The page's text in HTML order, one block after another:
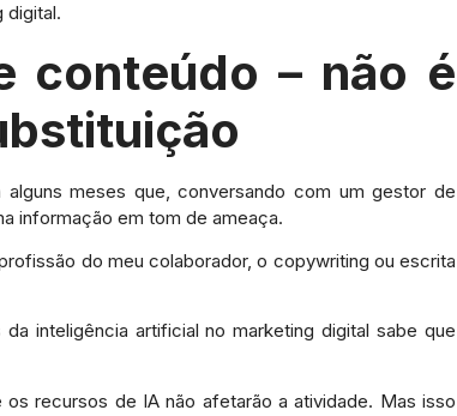
digital.
conteúdo – não é
meses que, conversando com um gestor de
informação em tom de ameaça.
do meu colaborador, o copywriting ou escrita
inteligência artificial no marketing digital sabe que
recursos de IA não afetarão a atividade. Mas isso